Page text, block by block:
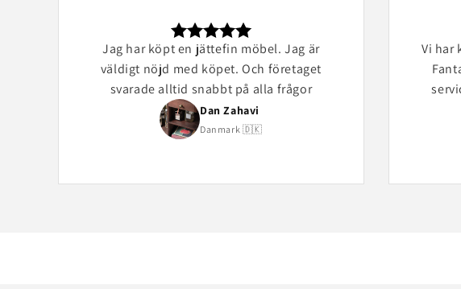
Jag har köpt en jättefin möbel. Jag är
väldigt nöjd med köpet. Och företaget
svarade alltid snabbt på alla frågor
Dan Zahavi
Danmark 🇩🇰
Vi har